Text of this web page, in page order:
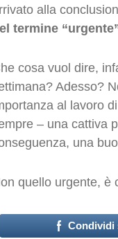
alla
termine
cosa vuol dire,
Adesso?
al lavoro
– una cattiva
una
quello urgente, è
Condividi